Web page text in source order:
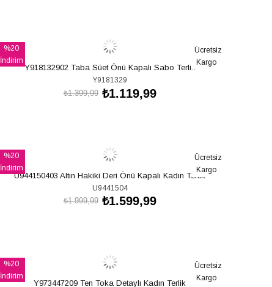
%20
İndirim
%20İndirim
Ücretsiz
Kargo
Y918132902 Taba Süet Önü Kapalı Sabo Terlik
Y9181329
₺1.119,99
₺1.399,99
%20
İndirim
%20İndirim
Ücretsiz
Kargo
U944150403 Altın Hakiki Deri Önü Kapalı Kadın Terlik
U9441504
₺1.599,99
₺1.999,99
%20
İndirim
Ücretsiz
Kargo
Y973447209 Ten Toka Detaylı Kadın Terlik